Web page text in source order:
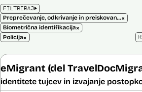
FILTRIRAJ
Preprečevanje, odkrivanje in preiskovanje kaznivih dejanj×
Biometrična identifikacija×
Policija×
eMigrant (del
identitete tujcev in izvajanje